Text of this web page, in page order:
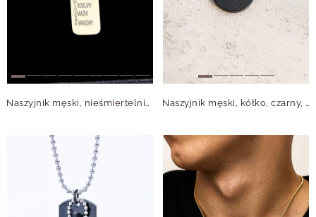
Naszyjnik męski, nieśmiertelnik, stal pozłacana S310501Z00 Naszyjnik męski, kółko, czarny, stal S310492M01